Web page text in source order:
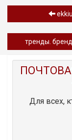
тренды.
Для всех,